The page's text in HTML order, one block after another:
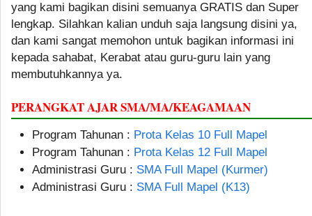
yang kami bagikan disini semuanya GRATIS dan Super
lengkap. Silahkan kalian unduh saja langsung disini ya,
dan kami sangat memohon untuk bagikan informasi ini
kepada sahabat, Kerabat atau guru-guru lain yang
membutuhkannya ya.
PERANGKAT AJAR SMA/MA/KEAGAMAAN
Program Tahunan : Prota Kelas 10 Full Mapel
Program Tahunan : Prota Kelas 12 Full Mapel
Administrasi Guru : SMA Full Mapel (Kurmer)
Administrasi Guru : SMA Full Mapel (K13)